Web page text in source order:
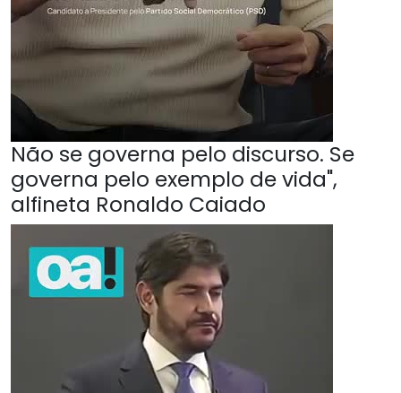
Não se governa pelo discurso. Se
governa pelo exemplo de vida",
alfineta Ronaldo Caiado